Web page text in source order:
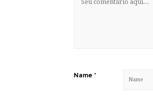
Name *